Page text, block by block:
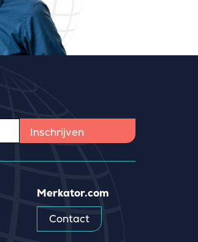
Merkator.com
Contact